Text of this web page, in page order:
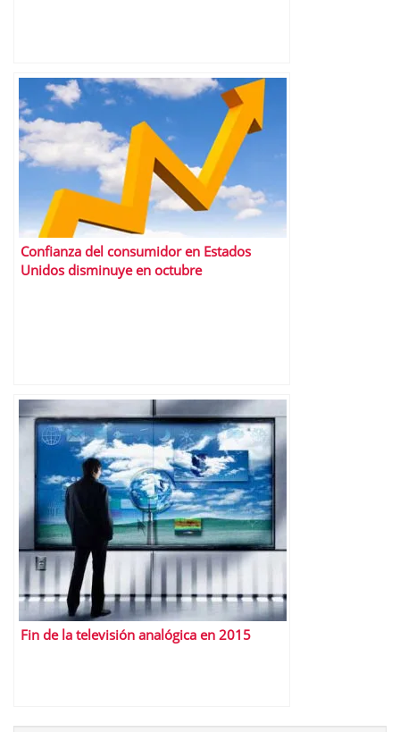
Confianza del consumidor en Estados
Unidos disminuye en octubre
Fin de la televisión analógica en 2015